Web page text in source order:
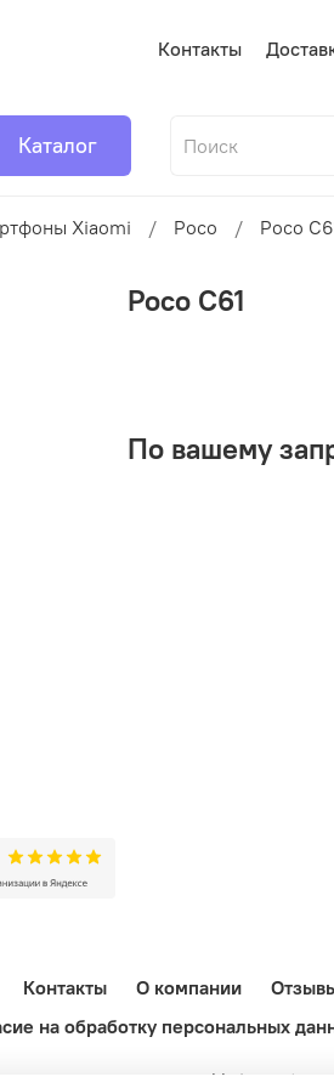
Контакты
Каталог
Xiaomi Poco Poco
Poco C61
По вашему
Контакты О компании
на обработку персональных
активная ссылка на ekb-import.ru